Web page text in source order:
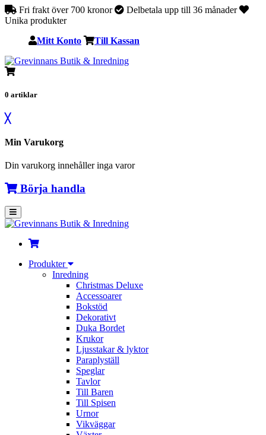
Fri frakt över 700 kronor
Delbetala upp till 36 månader
Unika produkter
Mitt Konto Till Kassan
0 artiklar
╳
Min Varukorg
Din varukorg innehåller inga varor
Börja handla
Produkter
Inredning
Christmas Deluxe
Accessoarer
Bokstöd
Dekorativt
Duka Bordet
Krukor
Ljusstakar & lyktor
Paraplyställ
Speglar
Tavlor
Till Baren
Till Spisen
Urnor
Vikväggar